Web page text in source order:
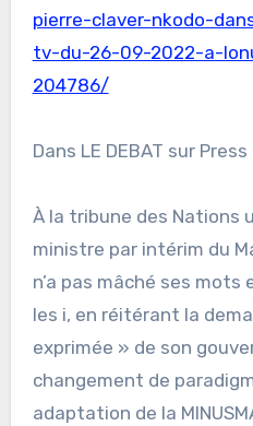
pierre-claver-nkodo-
tv-du-26-09-2022-a-
204786/
Dans LE DEBAT sur
À la tribune des Nations
ministre par intérim du
n’a pas mâché ses
les i, en réitérant la
exprimée » de son
changement de
adaptation de la